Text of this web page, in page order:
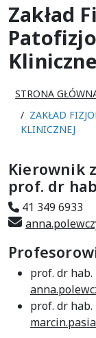
Zakład
STRONA
ZAKŁAD
KLINICZNEJ
Kierownik
prof. dr
41 349 6933
prof. dr hab.
prof. dr hab.